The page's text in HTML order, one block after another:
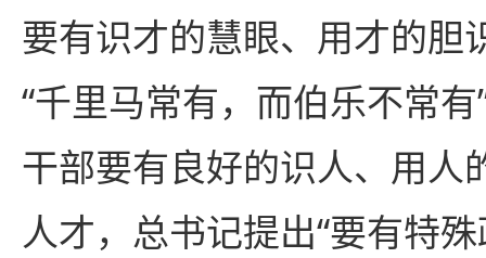
要有识才的慧眼、用才的胆
“千里马常有，而伯乐不常
干部要有良好的识人、用人
人才，总书记提出“要有特